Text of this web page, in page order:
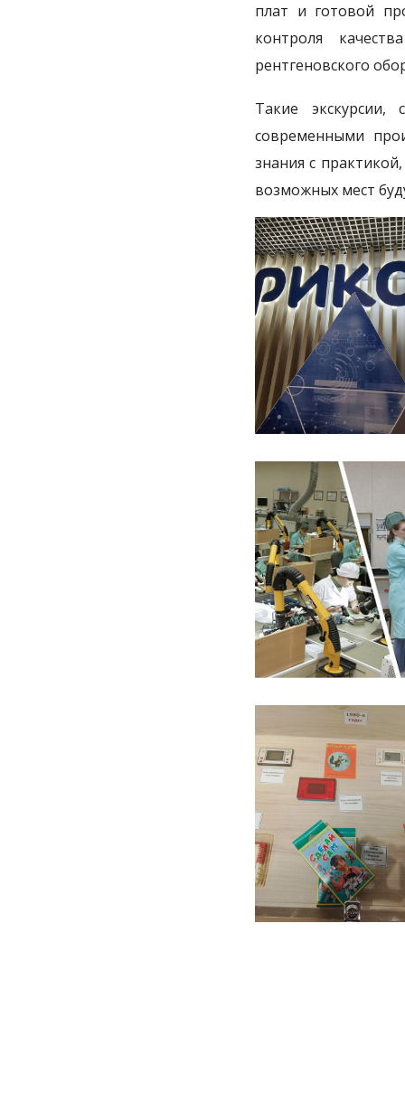
плат и готовой
контроля
рентгеновского
Такие экскурсии,
современными
знания с
возможных мест